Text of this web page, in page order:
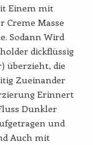
Einem mit
Creme Masse
Sodann Wird
dickflüssig
überzieht, die
Zueinander
Erinnert
Dunkler
und
Auch mit